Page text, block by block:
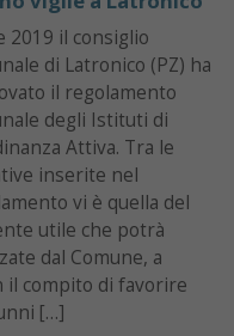
2019 il consiglio
di Latronico (PZ) ha
il regolamento
degli Istituti di
Attiva. Tra le
inserite nel
vi è quella del
utile che potrà
dal Comune, a
il compito di favorire
[…]